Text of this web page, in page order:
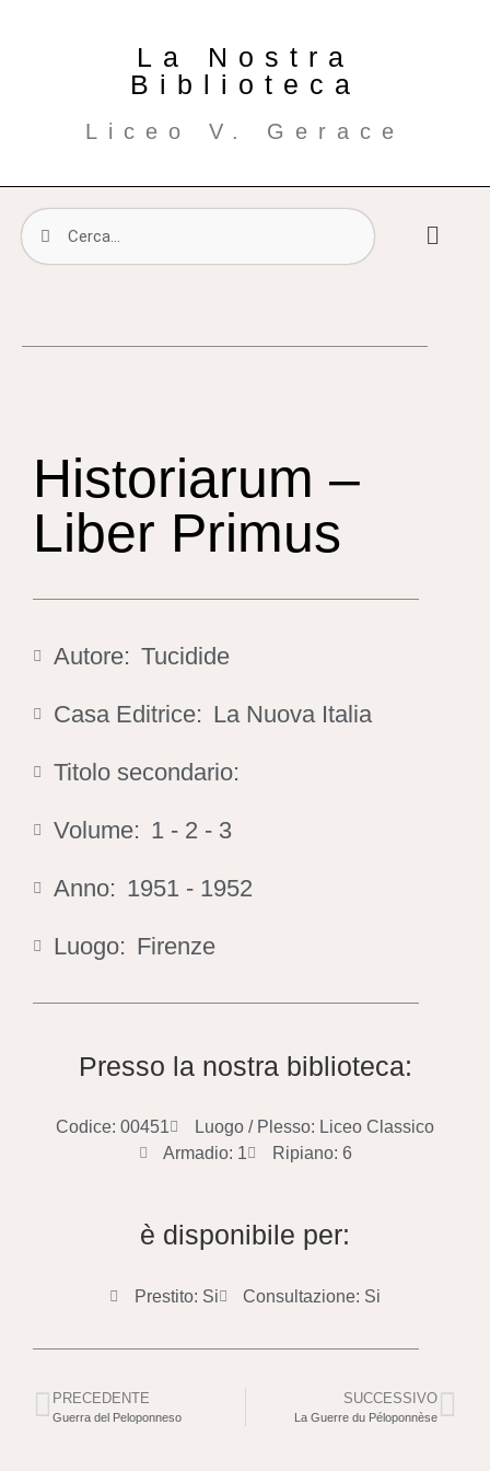
La Nostra
Biblioteca
Liceo V. Gerace
Historiarum –
Liber Primus
Autore: Tucidide
Casa Editrice: La Nuova Italia
Titolo secondario:
Volume: 1 - 2 - 3
Anno: 1951 - 1952
Luogo: Firenze
Presso la nostra biblioteca:
Codice: 00451
Luogo / Plesso: Liceo Classico
Armadio: 1
Ripiano: 6
è disponibile per:
Prestito: Si Consultazione: Si
PRECEDENTE
Guerra del Peloponneso
SUCCESSIVO
La Guerre du Péloponnèse